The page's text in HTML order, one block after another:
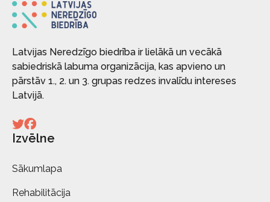
Latvijas Neredzīgo biedrība ir lielākā un vecākā
sabiedriskā labuma organizācija, kas apvieno un
pārstāv 1., 2. un 3. grupas redzes invalīdu intereses
Latvijā.
Izvēlne
Sākumlapa
Rehabilitācija